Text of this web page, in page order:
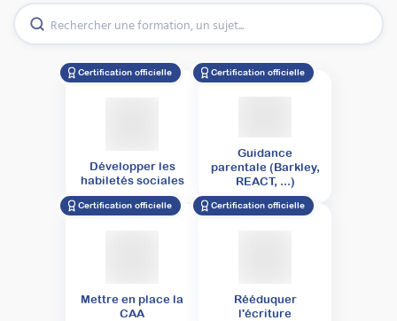
Certification officielle
Développer les
habiletés sociales
Certification officielle
Guidance
parentale (Barkley,
REACT, ...)
Certification officielle
Mettre en place la
CAA
Certification officielle
Rééduquer
l'écriture